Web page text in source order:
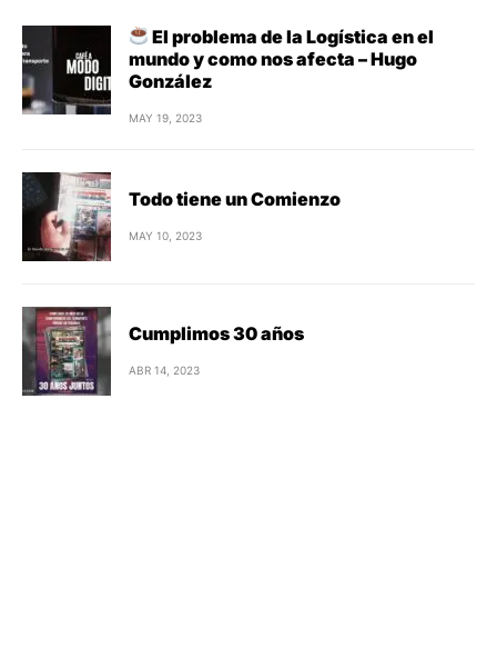
El problema de la Logística en el
mundo y como nos afecta – Hugo
González
MAY 19, 2023
Todo tiene un Comienzo
MAY 10, 2023
Cumplimos 30 años
ABR 14, 2023